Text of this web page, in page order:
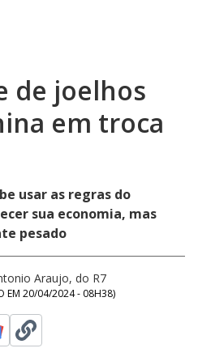
de joelhos
em troca
usar as regras do
sua economia, mas
pesado
Araujo, do R7
EM 20/04/2024 - 08H38)